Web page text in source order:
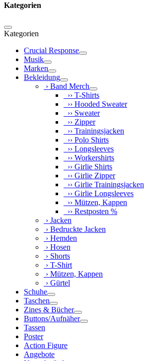
Kategorien
Kategorien
Crucial Response
Musik
Marken
Bekleidung
› Band Merch
›› T-Shirts
›› Hooded Sweater
›› Sweater
›› Zipper
›› Trainingsjacken
›› Polo Shirts
›› Longsleeves
›› Workershirts
›› Girlie Shirts
›› Girlie Zipper
›› Girlie Trainingsjacken
›› Girlie Longsleeves
›› Mützen, Kappen
›› Restposten %
› Jacken
› Bedruckte Jacken
› Hemden
› Hosen
› Shorts
› T-Shirt
› Mützen, Kappen
› Gürtel
Schuhe
Taschen
Zines & Bücher
Buttons/Aufnäher
Tassen
Poster
Action Figure
Angebote